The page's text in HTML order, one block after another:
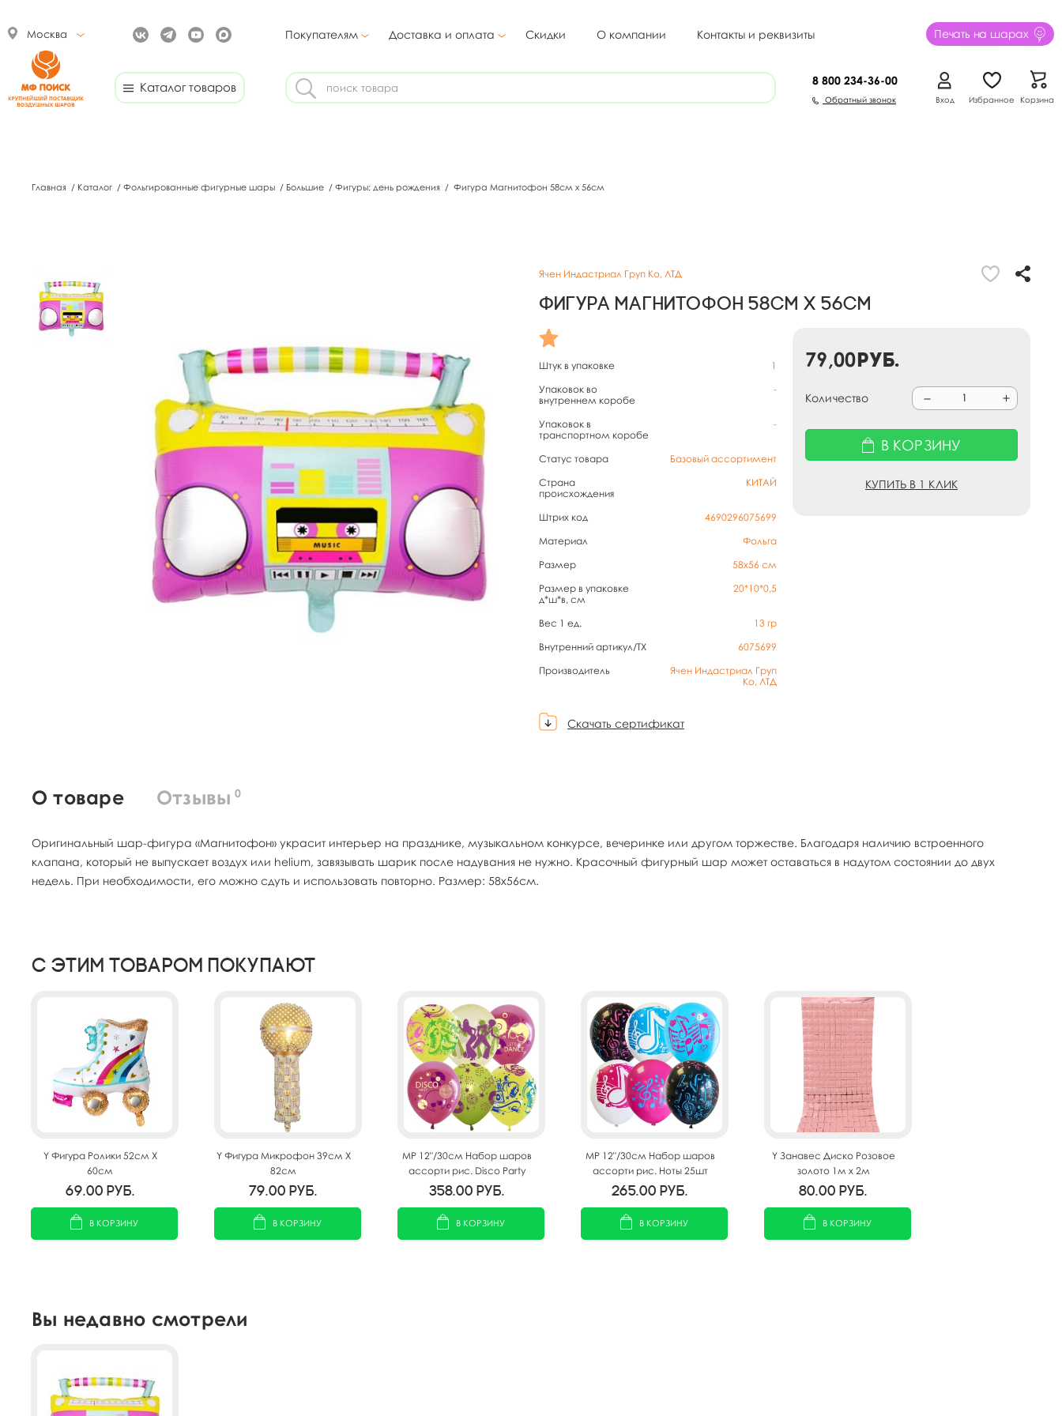
Москва Покупателям Доставка и оплата Скидки О компании Контакты и реквизиты Печать на шарах
Каталог товаров 8 800 234-36-00
Обратный звонок Вход Избранное Корзина
Главная / Каталог / Фольгированные фигурные шары / Большие / Фигуры: день рождения / Фигура Магнитофон 58см х 56см
Ячен Индастриал Груп Ко, ЛТД
Фигура Магнитофон 58см х 56см
Штук в упаковке
1
Упаковок во
внутреннем коробе
-
Упаковок в
транспортном коробе
-
Статус товара
Базовый ассортимент
Страна
происхождения
КИТАЙ
Штрих код
4690296075699
Материал
Фольга
Размер
58х56 см
Размер в упаковке
д*ш*в, см
20*10*0,5
Вес 1 ед. 13 гр
Внутренний артикул/TX
6075699
Производитель
Ячен Индастриал Груп
Ко, ЛТД
Скачать сертификат
79,00руб.
Количество
В КОРЗИНУ
КУПИТЬ В 1 КЛИК
О товаре Отзывы 0
Оригинальный шар-фигура «Магнитофон» украсит интерьер на празднике, музыкальном конкурсе, вечеринке или другом торжестве. Благодаря наличию встроенного
клапана, который не выпускает воздух или helium, завязывать шарик после надувания не нужно. Красочный фигурный шар может оставаться в надутом состоянии до двух
недель. При необходимости, его можно сдуть и использовать повторно. Размер: 58х56см.
С этим товаром покупают
Y Фигура Ролики 52см Х
60см
69.00 руб.
В КОРЗИНУ
Y Фигура Микрофон 39см Х
82см
79.00 руб.
В КОРЗИНУ
MP 12"/30см Набор шаров
ассорти рис. Disco Party
25шт
358.00 руб.
В КОРЗИНУ
MP 12"/30см Набор шаров
ассорти рис. Ноты 25шт
265.00 руб.
В КОРЗИНУ
Y Занавес Диско Розовое
золото 1м х 2м
80.00 руб.
В КОРЗИНУ
Вы недавно смотрели